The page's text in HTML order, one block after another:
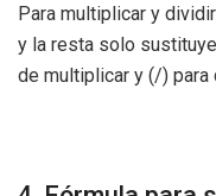
Para multiplicar y
y la resta solo
de multiplicar y (/) para